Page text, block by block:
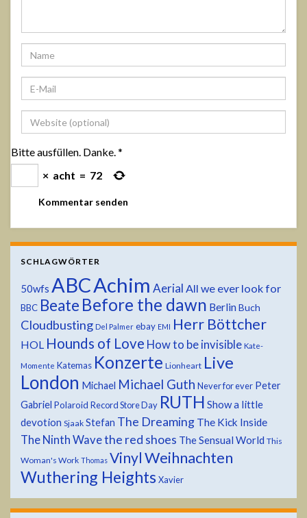
Bitte ausfüllen. Danke.*
× acht = 72
SCHLAGWÖRTER
50wfs ABCAchim Aerial All we ever look for
BBC Beate Before the dawn Berlin Buch
Cloudbusting Del Palmer ebay EMI Herr Böttcher
HOL Hounds of Love How to be invisible Kate-
Momente Katemas Konzerte Lionheart Live
London Michael Michael Guth Never for ever Peter
Gabriel Polaroid Record Store Day RUTH Show a little
devotion Sjaak Stefan The Dreaming The Kick Inside
The Ninth Wavethe red shoes The Sensual World This
Woman's Work Thomas VinylWeihnachten
Wuthering Heights Xavier